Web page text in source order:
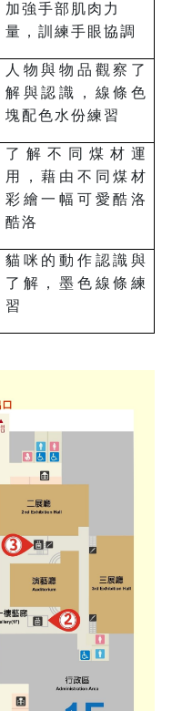
加強手部肌肉力
量，訓練手眼協調
人物與物品觀察了
解與認識，線條色
塊配色水份練習
了解不同煤材運
用，藉由不同煤材
彩繪一幅可愛酷洛
酷洛
貓咪的動作認識與
了解，墨色線條練
習